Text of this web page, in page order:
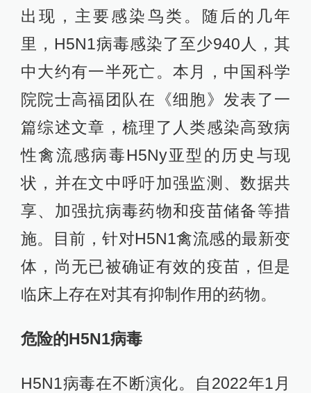
出现，主要感染鸟类。随后的几年
里，H5N1病毒感染了至少940人，其
中大约有一半死亡。本月，中国科学
院院士高福团队在《细胞》发表了一
篇综述文章，梳理了人类感染高致病
性禽流感病毒H5Ny亚型的历史与现
状，并在文中呼吁加强监测、数据共
享、加强抗病毒药物和疫苗储备等措
施。目前，针对H5N1禽流感的最新变
体，尚无已被确证有效的疫苗，但是
临床上存在对其有抑制作用的药物。
危险的H5N1病毒
H5N1病毒在不断演化。自2022年1月